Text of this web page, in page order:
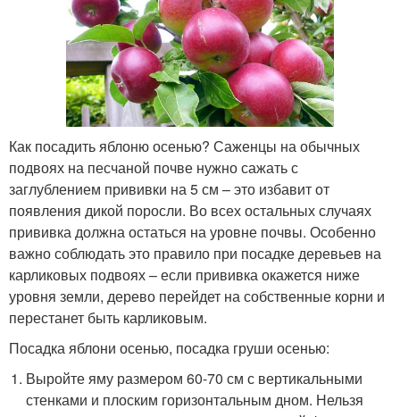
Как посадить яблоню осенью? Саженцы на обычных
подвоях на песчаной почве нужно сажать с
заглублением прививки на 5 см – это избавит от
появления дикой поросли. Во всех остальных случаях
прививка должна остаться на уровне почвы. Особенно
важно соблюдать это правило при посадке деревьев на
карликовых подвоях – если прививка окажется ниже
уровня земли, дерево перейдет на собственные корни и
перестанет быть карликовым.
Посадка яблони осенью, посадка груши осенью:
Выройте яму размером 60-70 см с вертикальными
стенками и плоским горизонтальным дном. Нельзя